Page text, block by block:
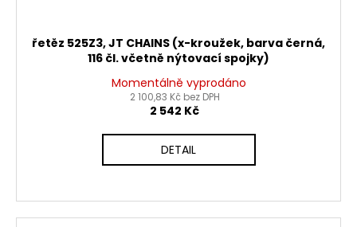
řetěz 525Z3, JT CHAINS (x-kroužek, barva černá,
116 čl. včetně nýtovací spojky)
Momentálně vyprodáno
2 100,83 Kč bez DPH
2 542 Kč
DETAIL